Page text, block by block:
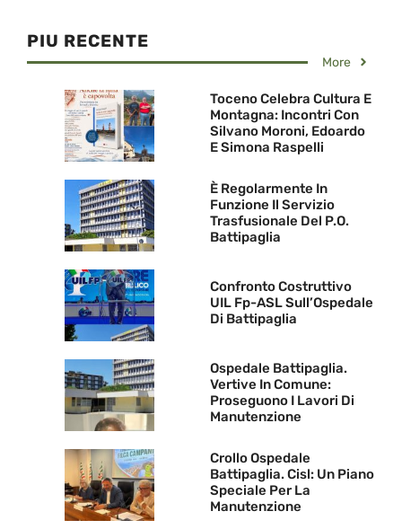
PIU RECENTE
More
Toceno Celebra Cultura E
Montagna: Incontri Con
Silvano Moroni, Edoardo
E Simona Raspelli
È Regolarmente In
Funzione Il Servizio
Trasfusionale Del P.O.
Battipaglia
Confronto Costruttivo
UIL Fp-ASL Sull’Ospedale
Di Battipaglia
Ospedale Battipaglia.
Vertive In Comune:
Proseguono I Lavori Di
Manutenzione
Crollo Ospedale
Battipaglia. Cisl: Un Piano
Speciale Per La
Manutenzione